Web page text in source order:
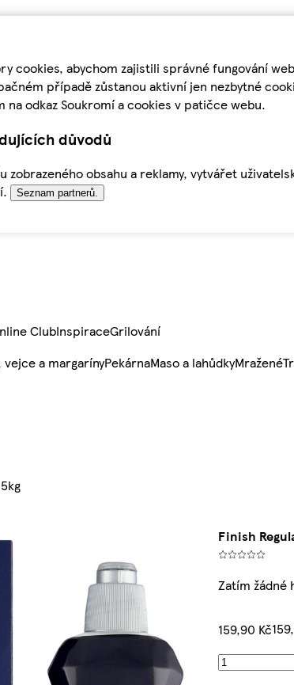
cookies, abychom zajistili správné fungování
případě zůstanou aktivní jen nezbytné
na odkaz Soukromí a cookies v patičce webu.
důvodů
obsahu a reklamy, vytvářet
Seznam partnerů.
ClubInspiraceGrilování
vejce a margarínyPekárnaMaso a lahůdkyMražené
Finish
Zatím žádné
159,90 Kč